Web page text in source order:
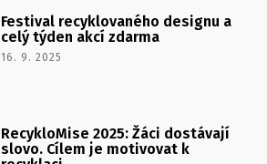
Festival recyklovaného designu a
celý týden akcí zdarma
16. 9. 2025
RecykloMise 2025: Žáci dostávají
slovo. Cílem je motivovat k